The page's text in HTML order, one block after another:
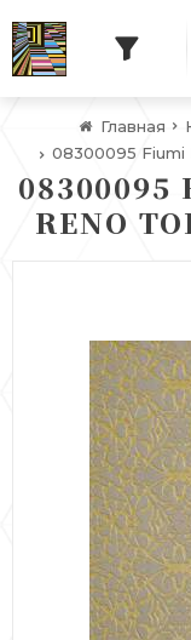
Главная
08300095 Fiumi
08300095
RENO